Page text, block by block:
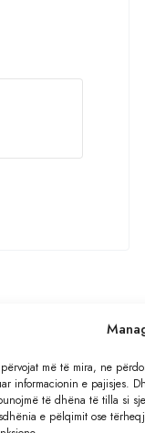
më të mira, ne
informacionin e pajisjes.
të dhëna të tilla si
e pëlqimit ose